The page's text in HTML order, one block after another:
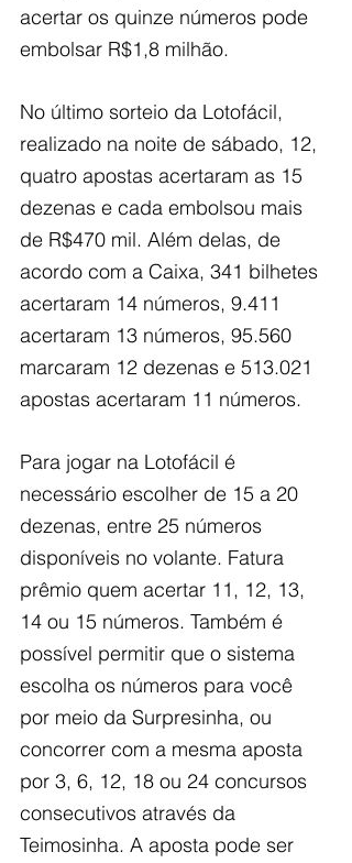
acertar os quinze números pode
embolsar R$1,8 milhão.
No último sorteio da Lotofácil,
realizado na noite de sábado, 12,
quatro apostas acertaram as 15
dezenas e cada embolsou mais
de R$470 mil. Além delas, de
acordo com a Caixa, 341 bilhetes
acertaram 14 números, 9.411
acertaram 13 números, 95.560
marcaram 12 dezenas e 513.021
apostas acertaram 11 números.
Para jogar na Lotofácil é
necessário escolher de 15 a 20
dezenas, entre 25 números
disponíveis no volante. Fatura
prêmio quem acertar 11, 12, 13,
14 ou 15 números. Também é
possível permitir que o sistema
escolha os números para você
por meio da Surpresinha, ou
concorrer com a mesma aposta
por 3, 6, 12, 18 ou 24 concursos
consecutivos através da
Teimosinha. A aposta pode ser